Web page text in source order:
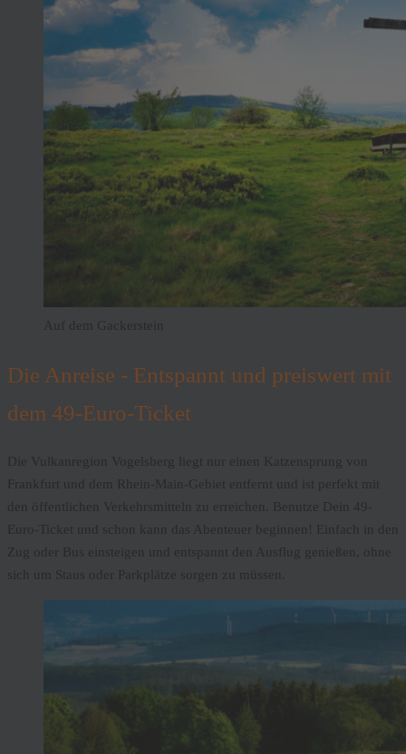
Auf dem Gackerstein
Die Anreise - Entspannt und preiswert mit
dem 49-Euro-Ticket
Die Vulkanregion Vogelsberg liegt nur einen Katzensprung von
Frankfurt und dem Rhein-Main-Gebiet entfernt und ist perfekt mit
den öffentlichen Verkehrsmitteln zu erreichen. Benutze Dein 49-
Euro-Ticket und schon kann das Abenteuer beginnen! Einfach in den
Zug oder Bus einsteigen und entspannt den Ausflug genießen, ohne
sich um Staus oder Parkplätze sorgen zu müssen.